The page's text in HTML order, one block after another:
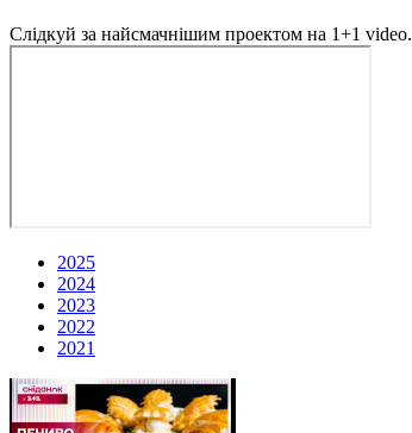
Слідкуй за найсмачнішим проектом на 1+1 video.
2025
2024
2023
2022
2021